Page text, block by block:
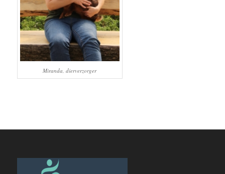
Miranda, dierverzorger